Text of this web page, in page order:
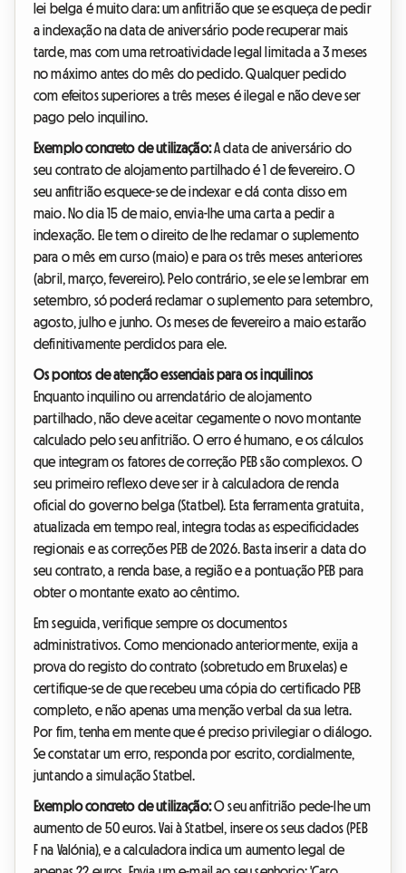
lei belga é muito clara: um anfitrião que se esqueça de pedir
a indexação na data de aniversário pode recuperar mais
tarde, mas com uma retroatividade legal limitada a 3 meses
no máximo antes do mês do pedido. Qualquer pedido
com efeitos superiores a três meses é ilegal e não deve ser
pago pelo inquilino.
Exemplo concreto de utilização:A data de aniversário do
seu contrato de alojamento partilhado é 1 de fevereiro. O
seu anfitrião esquece-se de indexar e dá conta disso em
maio. No dia 15 de maio, envia-lhe uma carta a pedir a
indexação. Ele tem o direito de lhe reclamar o suplemento
para o mês em curso (maio) e para os três meses anteriores
(abril, março, fevereiro). Pelo contrário, se ele se lembrar em
setembro, só poderá reclamar o suplemento para setembro,
agosto, julho e junho. Os meses de fevereiro a maio estarão
definitivamente perdidos para ele.
Os pontos de atenção essenciais para os inquilinos
Enquanto inquilino ou arrendatário de alojamento
partilhado, não deve aceitar cegamente o novo montante
calculado pelo seu anfitrião. O erro é humano, e os cálculos
que integram os fatores de correção PEB são complexos. O
seu primeiro reflexo deve ser ir à calculadora de renda
oficial do governo belga (Statbel). Esta ferramenta gratuita,
atualizada em tempo real, integra todas as especificidades
regionais e as correções PEB de 2026. Basta inserir a data do
seu contrato, a renda base, a região e a pontuação PEB para
obter o montante exato ao cêntimo.
Em seguida, verifique sempre os documentos
administrativos. Como mencionado anteriormente, exija a
prova do registo do contrato (sobretudo em Bruxelas) e
certifique-se de que recebeu uma cópia do certificado PEB
completo, e não apenas uma menção verbal da sua letra.
Por fim, tenha em mente que é preciso privilegiar o diálogo.
Se constatar um erro, responda por escrito, cordialmente,
juntando a simulação Statbel.
Exemplo concreto de utilização:O seu anfitrião pede-lhe um
aumento de 50 euros. Vai à Statbel, insere os seus dados (PEB
F na Valónia), e a calculadora indica um aumento legal de